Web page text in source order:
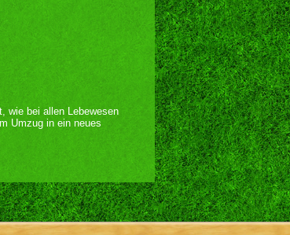
wie bei allen Lebewesen
Umzug in ein neues